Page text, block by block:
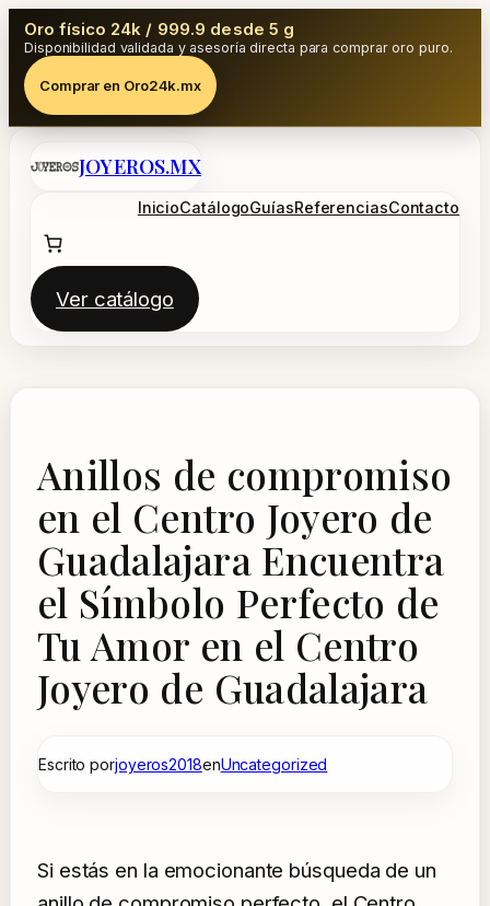
Oro físico 24k / 999.9 desde 5 g
Disponibilidad validada y asesoría directa para comprar oro puro.
Comprar en Oro24k.mx
Saltar
JOYEROS.MX
InicioCatálogoGuíasReferenciasContacto
Ver catálogo
Anillos de compromiso
en el Centro Joyero de
Guadalajara Encuentra
el Símbolo Perfecto de
Tu Amor en el Centro
Joyero de Guadalajara
Escrito porjoyeros2018enUncategorized
Si estás en la emocionante búsqueda de un